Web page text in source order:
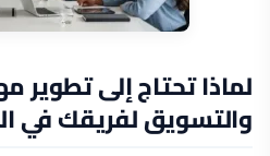
لماذا تحتاج إلى تطوير
والتسويق لفريقك في